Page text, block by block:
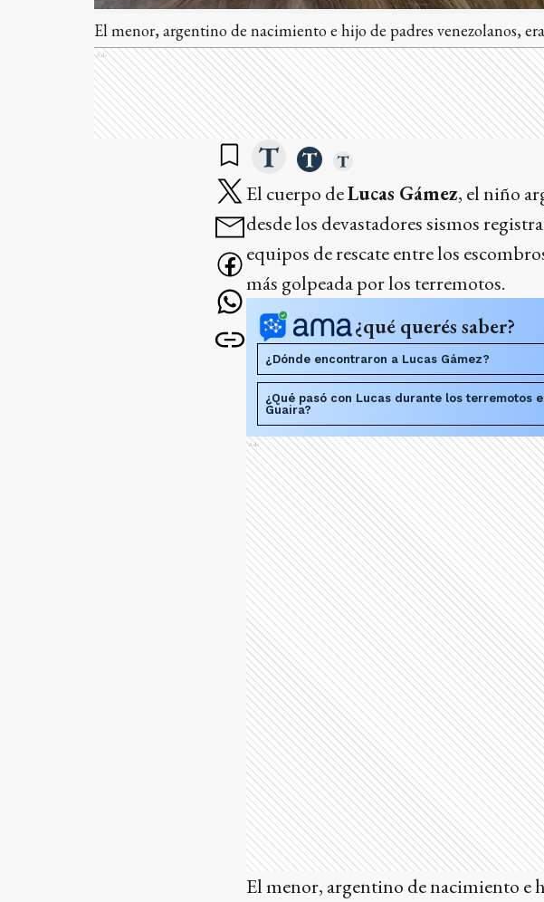
El menor, argentino de nacimiento e hijo de padres venezolanos,
Ads
El cuerpo deLucas Gámez, el niño
desde los devastadores sismos
equipos de rescate entre los
más golpeada por los terremotos.
¿qué querés saber?
¿Dónde encontraron a Lucas Gámez?
¿Qué pasó con Lucas durante los terremotos
Guaira?
Ads
El menor, argentino de nacimiento e